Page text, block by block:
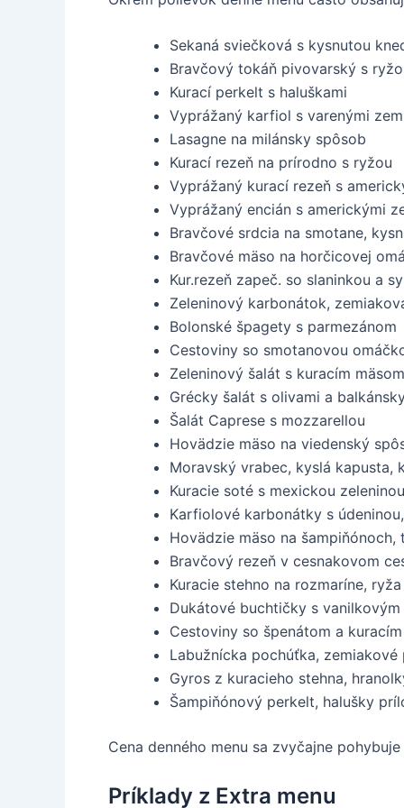
Sekaná sviečková s kysnutou
Bravčový tokáň pivovarský s
Kurací perkelt s haluškami
Vyprážaný karfiol s varenými
Lasagne na milánsky spôsob
Kurací rezeň na prírodno s ryžou
Vyprážaný kurací rezeň s
Vyprážaný encián s americkými
Bravčové srdcia na smotane,
Bravčové mäso na horčicovej
Kur.rezeň zapeč. so slaninkou a
Zeleninový karbonátok,
Bolonské špagety s parmezánom
Cestoviny so smotanovou
Zeleninový šalát s kuracím
Grécky šalát s olivami a
Šalát Caprese s mozzarellou
Hovädzie mäso na viedenský
Moravský vrabec, kyslá kapusta,
Kuracie soté s mexickou
Karfiolové karbonátky s
Hovädzie mäso na šampiňónoch,
Bravčový rezeň v cesnakovom
Kuracie stehno na rozmaríne, ryža
Dukátové buchtičky s
Cestoviny so špenátom a
Labužnícka pochúťka, zemiakové
Gyros z kuracieho stehna,
Šampiňónový perkelt, halušky
Cena denného menu sa zvyčajne
Príklady z Extra menu